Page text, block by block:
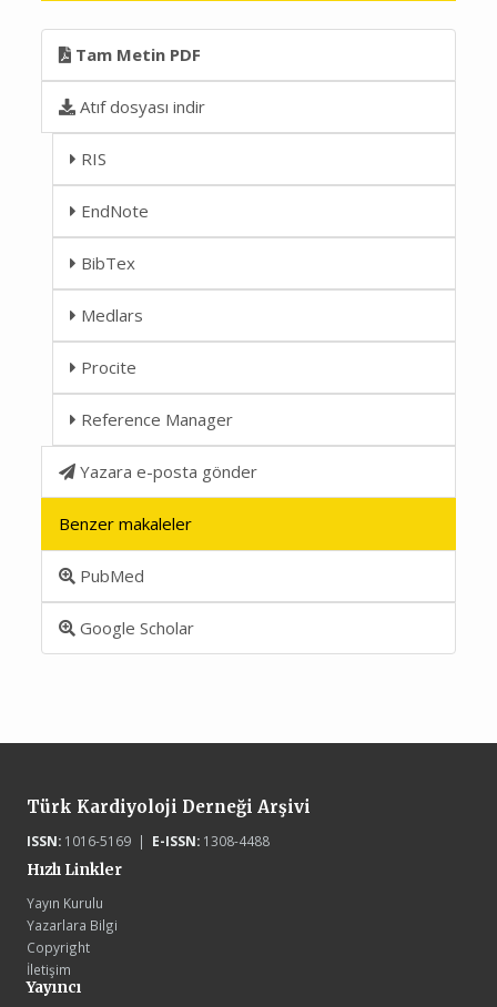
Tam Metin PDF
Atıf dosyası indir
RIS
EndNote
BibTex
Medlars
Procite
Reference Manager
Yazara e-posta gönder
Benzer makaleler
PubMed
Google Scholar
Türk Kardiyoloji Derneği Arşivi
ISSN:1016-5169 | E-ISSN:1308-4488
Hızlı Linkler
Yayın Kurulu
Yazarlara Bilgi
Copyright
İletişim
Yayıncı